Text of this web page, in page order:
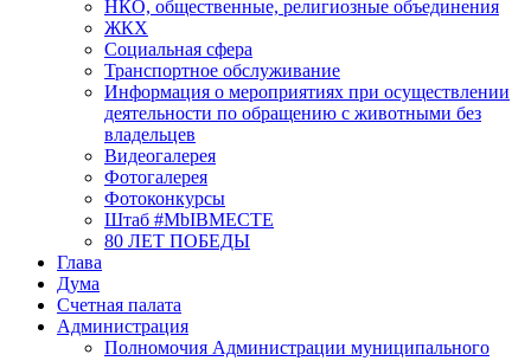
НКО, общественные, религиозные объединения
ЖКХ
Социальная сфера
Транспортное обслуживание
Информация о мероприятиях при осуществлении
деятельности по обращению с животными без
владельцев
Видеогалерея
Фотогалерея
Фотоконкурсы
Штаб #MbIBMECTE
80 ЛЕТ ПОБЕДЫ
Глава
Дума
Счетная палата
Администрация
Полномочия Администрации муниципального